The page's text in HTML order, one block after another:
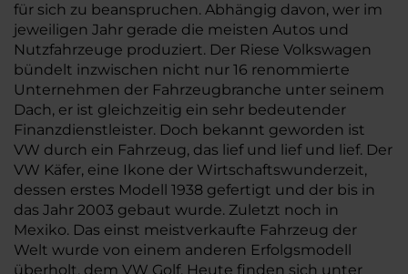
für sich zu beanspruchen. Abhängig davon, wer im
jeweiligen Jahr gerade die meisten Autos und
Nutzfahrzeuge produziert. Der Riese Volkswagen
bündelt inzwischen nicht nur 16 renommierte
Unternehmen der Fahrzeugbranche unter seinem
Dach, er ist gleichzeitig ein sehr bedeutender
Finanzdienstleister. Doch bekannt geworden ist
VW durch ein Fahrzeug, das lief und lief und lief. Der
VW Käfer, eine Ikone der Wirtschaftswunderzeit,
dessen erstes Modell 1938 gefertigt und der bis in
das Jahr 2003 gebaut wurde. Zuletzt noch in
Mexiko. Das einst meistverkaufte Fahrzeug der
Welt wurde von einem anderen Erfolgsmodell
überholt, dem VW Golf. Heute finden sich unter